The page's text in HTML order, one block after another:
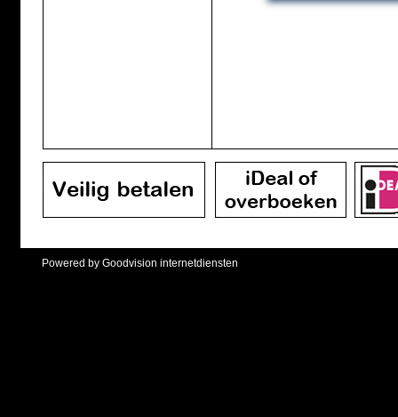
Powered by Goodvision internetdiensten